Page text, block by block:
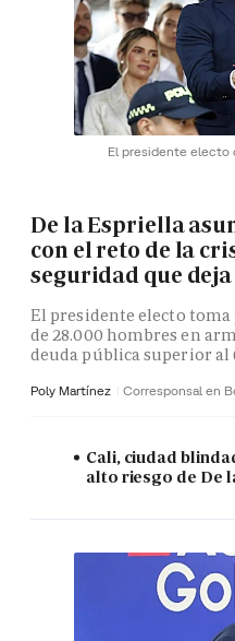
El presidente electo
De la Espriella
con el reto de la
seguridad que
El presidente electo toma
de 28.000 hombres en
deuda pública superior al
Poly Martínez Corresponsal en
Cali, ciudad
alto riesgo de De